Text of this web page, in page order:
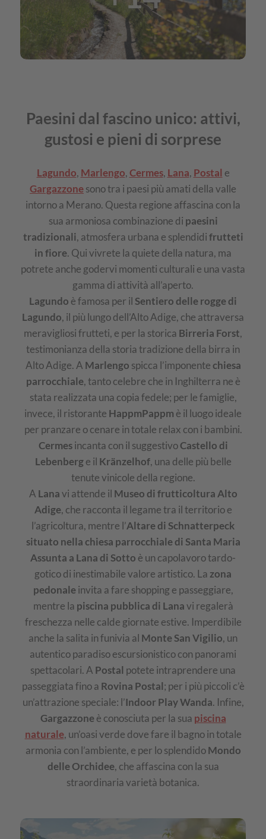
Avelengo
Verano
Paesini dal fascino unico: attivi,
gustosi e pieni di sorprese
Lagundo, Marlengo,Cermes, Lana, Postal e
Gargazzonesono tra i paesi più amati della valle
intorno a Merano. Questa regione affascina con la
sua armoniosa combinazione di paesini
tradizionali, atmosfera urbana e splendidifrutteti
in fiore. Qui vivrete la quiete della natura, ma
potrete anche godervi momenti culturali e una vasta
gamma di attività all’aperto.
Lagundo è famosa per ilSentiero delle rogge di
Lagundo, il più lungo dell’Alto Adige, che attraversa
meravigliosi frutteti, e per la storica Birreria Forst,
testimonianza della storia tradizione della birra in
Alto Adige. A Marlengo spicca l’imponente chiesa
parrocchiale, tanto celebre che in Inghilterra ne è
stata realizzata una copia fedele; per le famiglie,
invece, il ristorante HappmPappm è il luogo ideale
per pranzare o cenare in totale relax con i bambini.
Cermesincanta con il suggestivoCastello di
Lebenberge il Kränzelhof, una delle più belle
tenute vinicole della regione.
A Lanavi attende il Museo di frutticoltura Alto
Adige, che racconta il legame tra il territorio e
l’agricoltura, mentre l’Altare di Schnatterpeck
situato nella chiesa parrocchiale di Santa Maria
Assunta a Lana di Sotto è un capolavoro tardo-
gotico di inestimabile valore artistico. La zona
pedonale invita a fare shopping e passeggiare,
mentre la piscina pubblica di Lanavi regalerà
freschezza nelle calde giornate estive. Imperdibile
anche la salita in funivia al Monte San Vigilio, un
autentico paradiso escursionistico con panorami
spettacolari. A Postal potete intraprendere una
passeggiata fino a Rovina Postal; per i più piccoli c’è
un’attrazione speciale: l’Indoor Play Wanda. Infine,
Gargazzone è conosciuta per la sua piscina
naturale, un’oasi verde dove fare il bagno in totale
armonia con l’ambiente, e per lo splendidoMondo
delle Orchidee, che affascina con la sua
straordinaria varietà botanica.
IMG